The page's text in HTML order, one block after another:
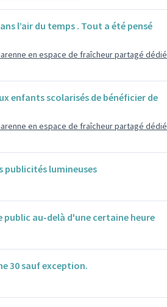
l’air du temps . Tout a été pensé
en espace de fraîcheur partagé dédié
enfants scolarisés de bénéficier de
en espace de fraîcheur partagé dédié
publicités lumineuses
au-delà d'une certaine heure
30 sauf exception.